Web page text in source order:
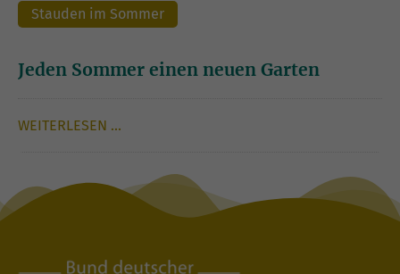
Stauden im Sommer
Jeden Sommer einen neuen Garten
WEITERLESEN …